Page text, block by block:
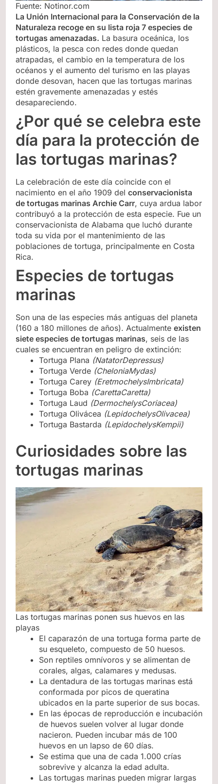
Fuente: Notinor.com
La Unión Internacional para la Conservación de la
Naturaleza recoge en su lista roja 7 especies de
tortugas amenazadas. La basura oceánica, los
plásticos, la pesca con redes donde quedan
atrapadas, el cambio en la temperatura de los
océanos y el aumento del turismo en las playas
donde desovan, hacen que las tortugas marinas
estén gravemente amenazadas y estés
desapareciendo.
¿Por qué se celebra este
día para la protección de
las tortugas marinas?
La celebración de este día coincide con el
nacimiento en el año 1909 del conservacionista
de tortugas marinas Archie Carr, cuya ardua labor
contribuyó a la protección de esta especie. Fue un
conservacionista de Alabama que luchó durante
toda su vida por el mantenimiento de las
poblaciones de tortuga, principalmente en Costa
Rica.
Especies de tortugas
marinas
Son una de las especies más antiguas del planeta
(160 a 180 millones de años). Actualmente existen
siete especies de tortugas marinas, seis de las
cuales se encuentran en peligro de extinción:
Tortuga Plana (NatatorDepressus)
Tortuga Verde (CheloniaMydas)
Tortuga Carey (EretmochelysImbricata)
Tortuga Boba (CarettaCaretta)
Tortuga Laud (DermochelysCoriacea)
Tortuga Olivácea (LepidochelysOlivacea)
Tortuga Bastarda (LepidochelysKempii)
Curiosidades sobre las
tortugas marinas
Las tortugas marinas ponen sus huevos en las
playas
El caparazón de una tortuga forma parte de
su esqueleto, compuesto de 50 huesos.
Son reptiles omnívoros y se alimentan de
corales, algas, calamares y medusas.
La dentadura de las tortugas marinas está
conformada por picos de queratina
ubicados en la parte superior de sus bocas.
En las épocas de reproducción e incubación
de huevos suelen volver al lugar donde
nacieron. Pueden incubar más de 100
huevos en un lapso de 60 días.
Se estima que una de cada 1.000 crías
sobrevive y alcanza la edad adulta.
Las tortugas marinas pueden migrar largas